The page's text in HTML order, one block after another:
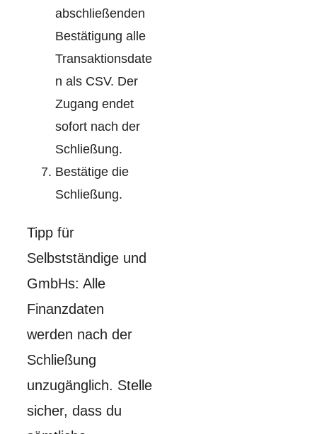
abschließenden
Bestätigung alle
Transaktionsdate
n als CSV. Der
Zugang endet
sofort nach der
Schließung.
Bestätige die
Schließung.
Tipp für
Selbstständige und
GmbHs: Alle
Finanzdaten
werden nach der
Schließung
unzugänglich. Stelle
sicher, dass du